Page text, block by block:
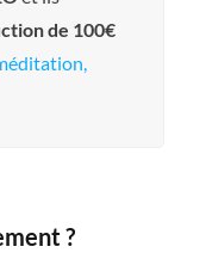
de 100€
?